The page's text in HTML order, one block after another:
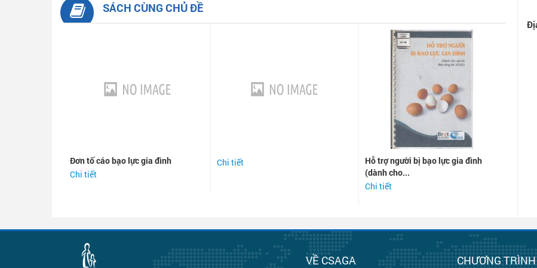
SÁCH CÙNG CHỦ ĐỀ
Đơn tố cáo bạo lực gia đình
Chi tiết
Chi tiết
Hỗ trợ người bị bạo lực gia đình
(dành cho...
Chi tiết
VỀ CSAGA CHƯƠNG TRÌNH